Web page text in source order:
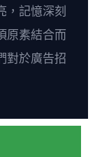
，記憶深刻
原素結合而
對於廣告招